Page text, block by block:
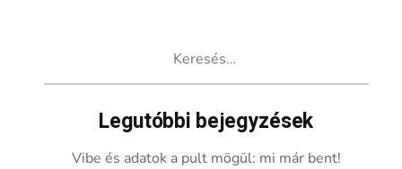
Legutóbbi bejegyzések
Vibe és adatok a pult mögül: mi már bent!